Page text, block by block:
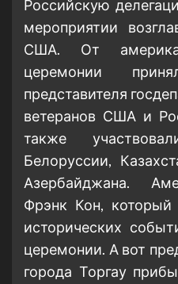
Российскую
мероприятии
США. От
церемонии
представителя
ветеранов США и
также
Белоруссии,
Азербайджана.
Фрэнк Кон,
исторических
церемонии. А вот
города Торгау